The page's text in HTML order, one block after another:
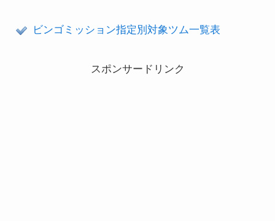
ビンゴミッション指定別対象ツム一覧表
スポンサードリンク